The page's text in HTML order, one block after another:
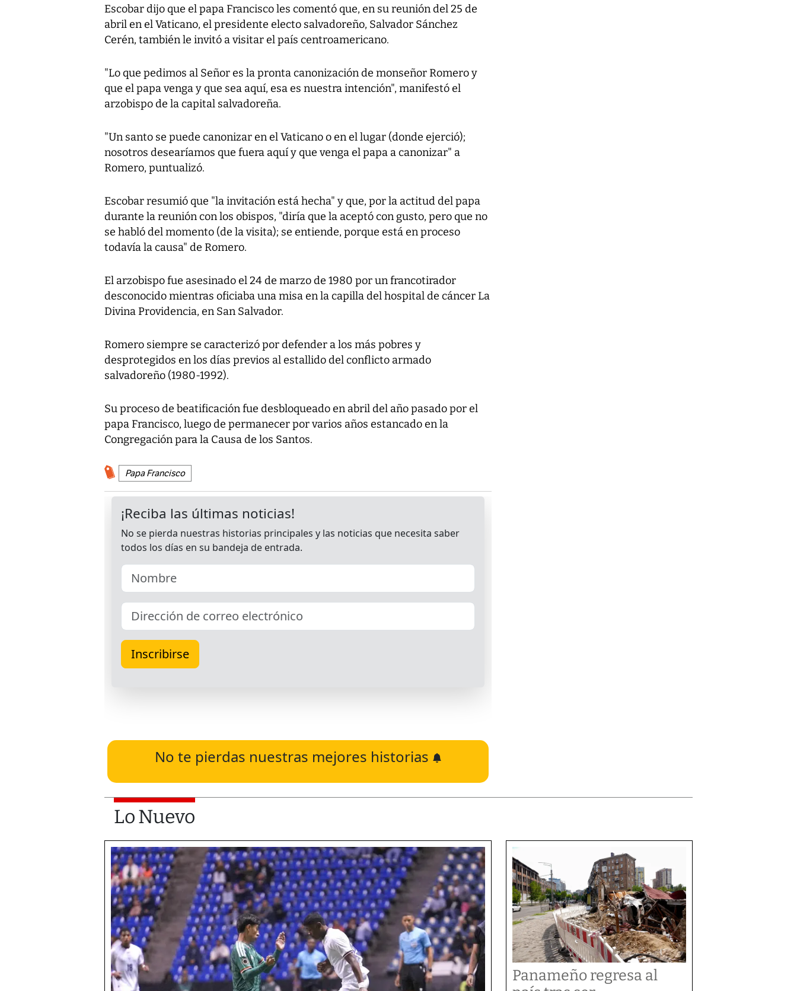
Escobar dijo que el papa Francisco les comentó que, en su reunión del 25 de
abril en el Vaticano, el presidente electo salvadoreño, Salvador Sánchez
Cerén, también le invitó a visitar el país centroamericano.
"Lo que pedimos al Señor es la pronta canonización de monseñor Romero y
que el papa venga y que sea aquí, esa es nuestra intención", manifestó el
arzobispo de la capital salvadoreña.
"Un santo se puede canonizar en el Vaticano o en el lugar (donde ejerció);
nosotros desearíamos que fuera aquí y que venga el papa a canonizar" a
Romero, puntualizó.
Escobar resumió que "la invitación está hecha" y que, por la actitud del papa
durante la reunión con los obispos, "diría que la aceptó con gusto, pero que no
se habló del momento (de la visita); se entiende, porque está en proceso
todavía la causa" de Romero.
El arzobispo fue asesinado el 24 de marzo de 1980 por un francotirador
desconocido mientras oficiaba una misa en la capilla del hospital de cáncer La
Divina Providencia, en San Salvador.
Romero siempre se caracterizó por defender a los más pobres y
desprotegidos en los días previos al estallido del conflicto armado
salvadoreño (1980-1992).
Su proceso de beatificación fue desbloqueado en abril del año pasado por el
papa Francisco, luego de permanecer por varios años estancado en la
Congregación para la Causa de los Santos.
Papa Francisco
No te pierdas nuestras mejores historias
Lo Nuevo
Panameño regresa al